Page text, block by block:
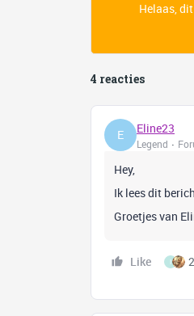
Helaas,
4 reacties
E Eline23
Legend
Hey,
Ik lees dit
Groetjes van
Like I